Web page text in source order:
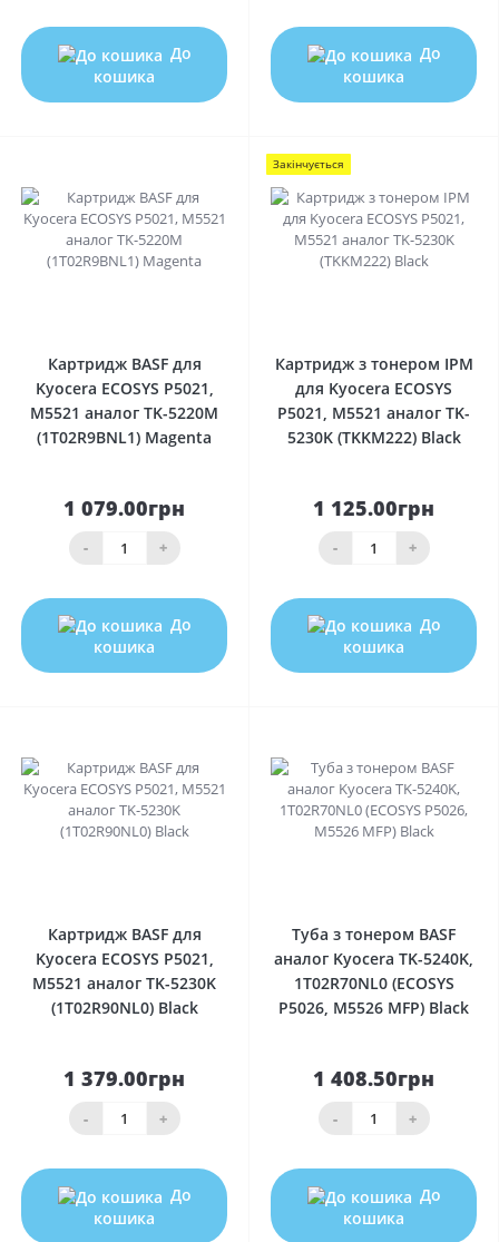
До
кошика
До
кошика
Картридж BASF для
Kyocera ECOSYS P5021,
M5521 аналог TK-5220M
(1T02R9BNL1) Magenta
1 079.00грн
- +
До
кошика
Закінчується
Картридж з тонером IPM
для Kyocera ECOSYS
P5021, M5521 аналог TK-
5230K (TKKM222) Black
1 125.00грн
- +
До
кошика
Картридж BASF для
Kyocera ECOSYS P5021,
M5521 аналог TK-5230K
(1T02R90NL0) Black
1 379.00грн
- +
До
кошика
Туба з тонером BASF
аналог Kyocera TK-5240K,
1T02R70NL0 (ECOSYS
P5026, M5526 MFP) Black
1 408.50грн
- +
До
кошика